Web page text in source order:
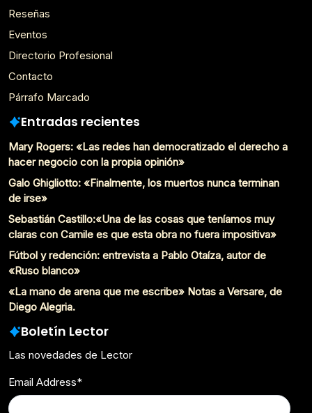
Reseñas
Eventos
Directorio Profesional
Contacto
Párrafo Marcado
Entradas recientes
Mary Rogers: «Las redes han democratizado el derecho a
hacer negocio con la propia opinión»
Galo Ghigliotto: «Finalmente, los muertos nunca terminan
de irse»
Sebastián Castillo:«Una de las cosas que teníamos muy
claras con Camile es que esta obra no fuera impositiva»
Fútbol y redención: entrevista a Pablo Otaíza, autor de
«Ruso blanco»
«La mano de arena que me escribe» Notas a Versare, de
Diego Alegria.
Boletín Lector
Las novedades de Lector
Email Address*